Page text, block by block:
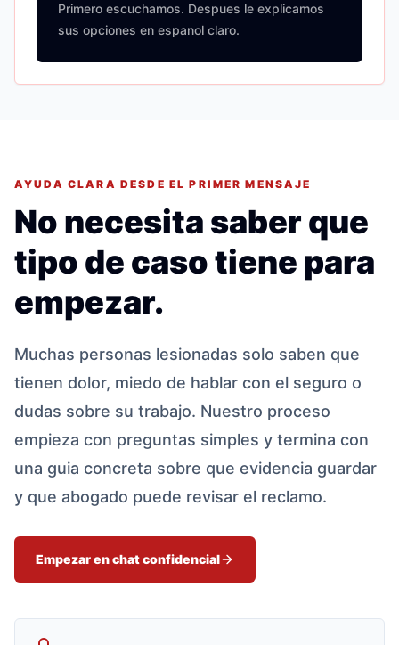
Primero escuchamos. Despues le explicamos
sus opciones en espanol claro.
AYUDA CLARA DESDE EL PRIMER MENSAJE
No necesita saber que
tipo de caso tiene para
empezar.
Muchas personas lesionadas solo saben que
tienen dolor, miedo de hablar con el seguro o
dudas sobre su trabajo. Nuestro proceso
empieza con preguntas simples y termina con
una guia concreta sobre que evidencia guardar
y que abogado puede revisar el reclamo.
Empezar en chat confidencial